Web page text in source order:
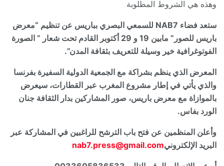
وهذه هي الشروط المطلوبة
ستعد فضاء NAB7 للسمعي البصري بباريس عن تنظيم “معرض
باريس للصور” مابين 19 و 29 أكتوبر القادم تحت شعار ” الصورة
الفوتوغرافية خير وسيلة للتعريف بثقافة المدن”.
المعرض الذي ينظم بشراكة مع الجمعية الدولية السفيرة بفرنسا
والذي يأتي في إطار مشروع المغرب عبر القطارات، سيعرض
بالموازاة مع معرض باريس، صور المشاركين بدار الثقافة جنان
الورد بفاس.
وأعلن المنظمين عن فتح باب الترشح للراغبين في المشاركة عبر
البريد الإلكترونيnab7.press@gmail.com